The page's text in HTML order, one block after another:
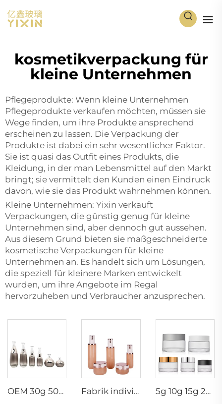
kosmetikverpackung für
kleine Unternehmen
Pflegeprodukte: Wenn kleine Unternehmen
Pflegeprodukte verkaufen möchten, müssen sie
Wege finden, um ihre Produkte ansprechend
erscheinen zu lassen. Die Verpackung der
Produkte ist dabei ein sehr wesentlicher Faktor.
Sie ist quasi das Outfit eines Produkts, die
Kleidung, in der man Lebensmittel auf den Markt
bringt; sie vermittelt den Kunden einen Eindruck
davon, wie sie das Produkt wahrnehmen können.
Kleine Unternehmen: Yixin verkauft
Verpackungen, die günstig genug für kleine
Unternehmen sind, aber dennoch gut aussehen.
Aus diesem Grund bieten sie maßgeschneiderte
kosmetische Verpackungen für kleine
Unternehmen an. Es handelt sich um Lösungen,
die speziell für kleinere Marken entwickelt
wurden, um ihre Angebote im Regal
hervorzuheben und Verbraucher anzusprechen.
OEM 30g 50g 40ml 60ml 100ml 120ml kosmetischer Pumpbehälter Lotion Toner Serum kosmetische Hautpflege Luxusverpackung Glasesatz Fabrik individuell 30g50g50ml100ml120ml Hersteller Hautpflege-Verpackung Kosmetik luxuriöse Glasbehälter Set 5g 10g 15g 20g 30g 50g 60g 100g Geschliffene klare Ambre leere Gesichtscremebehälter Glas-Kosmetikdose